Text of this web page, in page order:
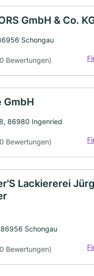
GmbH & Co.
Schongau
Bewertungen)
GmbH
86980 Ingenried
Bewertungen)
Lackiererei
Schongau
Bewertungen)